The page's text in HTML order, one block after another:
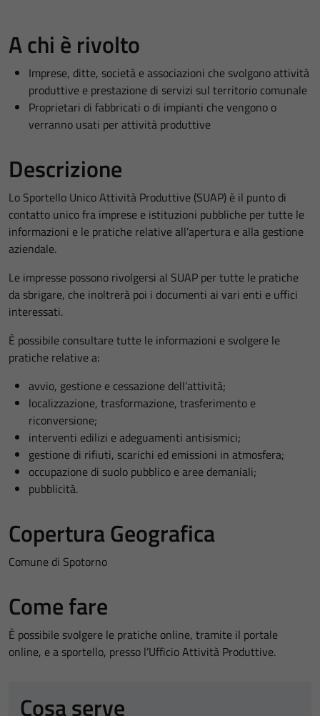
A chi è rivolto
Imprese, ditte, società e associazioni che svolgono attività
produttive e prestazione di servizi sul territorio comunale
Proprietari di fabbricati o di impianti che vengono o
verranno usati per attività produttive
Descrizione
Lo Sportello Unico Attività Produttive (SUAP) è il punto di
contatto unico fra imprese e istituzioni pubbliche per tutte le
informazioni e le pratiche relative all’apertura e alla gestione
aziendale.
Le impresse possono rivolgersi al SUAP per tutte le pratiche
da sbrigare, che inoltrerà poi i documenti ai vari enti e uffici
interessati.
È possibile consultare tutte le informazioni e svolgere le
pratiche relative a:
avvio, gestione e cessazione dell’attività;
localizzazione, trasformazione, trasferimento e
riconversione;
interventi edilizi e adeguamenti antisismici;
gestione di rifiuti, scarichi ed emissioni in atmosfera;
occupazione di suolo pubblico e aree demaniali;
pubblicità.
Copertura Geografica
Comune di Spotorno
Come fare
È possibile svolgere le pratiche online, tramite il portale
online, e a sportello, presso l’Ufficio Attività Produttive.
Cosa serve